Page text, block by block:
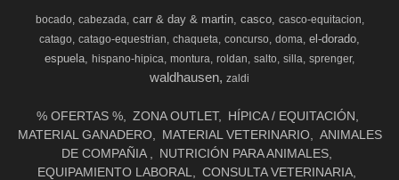
bocado cabezada carr & day & martin casco
casco-equitacion
catago catago-equestrian chaqueta concurso doma el-dorado
espuela hispano-hipica montura roldan salto silla sprenger
waldhausen zaldi
% OFERTAS % ZONA OUTLET
HÍPICA / EQUITACIÓN
MATERIAL GANADERO
MATERIAL VETERINARIO
ANIMALES
DE COMPAÑIA
NUTRICIÓN PARA ANIMALES
EQUIPAMIENTO LABORAL
CONSULTA VETERINARIA